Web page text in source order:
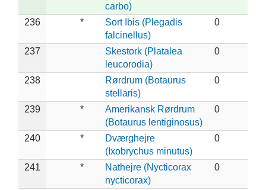
carbo)
236 *
Sort Ibis (Plegadis
falcinellus)
0
237
Skestork (Platalea
leucorodia)
0
238
Rørdrum (Botaurus
stellaris)
0
239 *
Amerikansk Rørdrum
(Botaurus lentiginosus)
0
240 *
Dværghejre
(Ixobrychus minutus)
0
241 *
Nathejre (Nycticorax
nycticorax)
0